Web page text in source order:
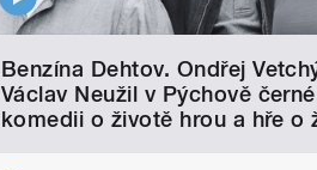
Benzína Dehtov. Ondřej
Václav Neužil v Pýchově černé
komedii o životě hrou a hře o